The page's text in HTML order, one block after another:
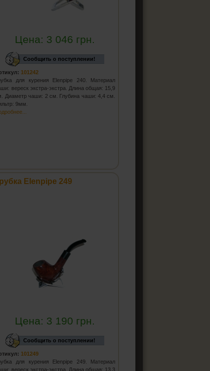
Цена: 3 046 грн.
Сообщить о поступлении!
101242
для курения Elenpipe 240. Материал
вереск экстра-экстра. Длина общая: 15,9
Диаметр чаши: 2 см. Глубина чаши: 4,4 см.
9мм.
Elenpipe 249
Цена: 3 190 грн.
Сообщить о поступлении!
101249
для курения Elenpipe 249. Материал
вереск экстра-экстра. Длина общая: 13,3